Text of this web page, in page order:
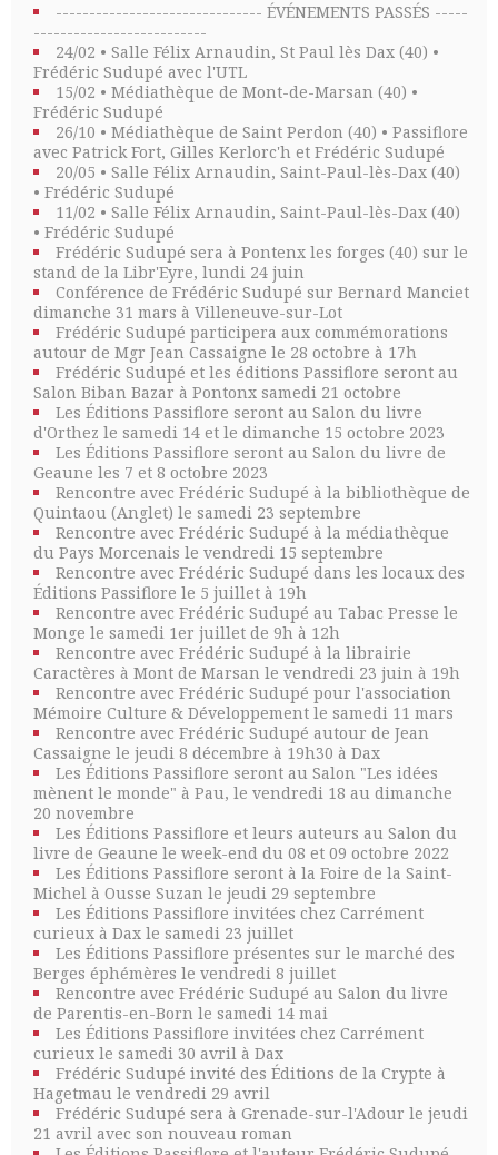
------------------------------- ÉVÉNEMENTS PASSÉS -----
--------------------------
24/02 • Salle Félix Arnaudin, St Paul lès Dax (40) •
Frédéric Sudupé avec l'UTL
15/02 • Médiathèque de Mont-de-Marsan (40) •
Frédéric Sudupé
26/10 • Médiathèque de Saint Perdon (40) • Passiflore
avec Patrick Fort, Gilles Kerlorc'h et Frédéric Sudupé
20/05 • Salle Félix Arnaudin, Saint-Paul-lès-Dax (40)
• Frédéric Sudupé
11/02 • Salle Félix Arnaudin, Saint-Paul-lès-Dax (40)
• Frédéric Sudupé
Frédéric Sudupé sera à Pontenx les forges (40) sur le
stand de la Libr'Eyre, lundi 24 juin
Conférence de Frédéric Sudupé sur Bernard Manciet
dimanche 31 mars à Villeneuve-sur-Lot
Frédéric Sudupé participera aux commémorations
autour de Mgr Jean Cassaigne le 28 octobre à 17h
Frédéric Sudupé et les éditions Passiflore seront au
Salon Biban Bazar à Pontonx samedi 21 octobre
Les Éditions Passiflore seront au Salon du livre
d'Orthez le samedi 14 et le dimanche 15 octobre 2023
Les Éditions Passiflore seront au Salon du livre de
Geaune les 7 et 8 octobre 2023
Rencontre avec Frédéric Sudupé à la bibliothèque de
Quintaou (Anglet) le samedi 23 septembre
Rencontre avec Frédéric Sudupé à la médiathèque
du Pays Morcenais le vendredi 15 septembre
Rencontre avec Frédéric Sudupé dans les locaux des
Éditions Passiflore le 5 juillet à 19h
Rencontre avec Frédéric Sudupé au Tabac Presse le
Monge le samedi 1er juillet de 9h à 12h
Rencontre avec Frédéric Sudupé à la librairie
Caractères à Mont de Marsan le vendredi 23 juin à 19h
Rencontre avec Frédéric Sudupé pour l'association
Mémoire Culture & Développement le samedi 11 mars
Rencontre avec Frédéric Sudupé autour de Jean
Cassaigne le jeudi 8 décembre à 19h30 à Dax
Les Éditions Passiflore seront au Salon "Les idées
mènent le monde" à Pau, le vendredi 18 au dimanche
20 novembre
Les Éditions Passiflore et leurs auteurs au Salon du
livre de Geaune le week-end du 08 et 09 octobre 2022
Les Éditions Passiflore seront à la Foire de la Saint-
Michel à Ousse Suzan le jeudi 29 septembre
Les Éditions Passiflore invitées chez Carrément
curieux à Dax le samedi 23 juillet
Les Éditions Passiflore présentes sur le marché des
Berges éphémères le vendredi 8 juillet
Rencontre avec Frédéric Sudupé au Salon du livre
de Parentis-en-Born le samedi 14 mai
Les Éditions Passiflore invitées chez Carrément
curieux le samedi 30 avril à Dax
Frédéric Sudupé invité des Éditions de la Crypte à
Hagetmau le vendredi 29 avril
Frédéric Sudupé sera à Grenade-sur-l'Adour le jeudi
21 avril avec son nouveau roman